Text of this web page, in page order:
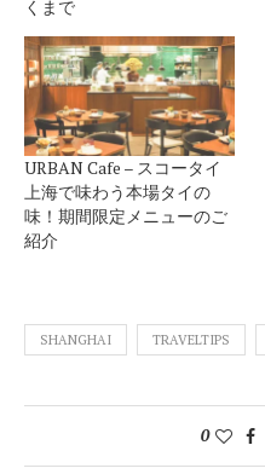
くまで
URBAN Cafe – スコータイ
上海で味わう本場タイの
味！期間限定メニューのご
紹介
SHANGHAI TRAVELTIPS
0